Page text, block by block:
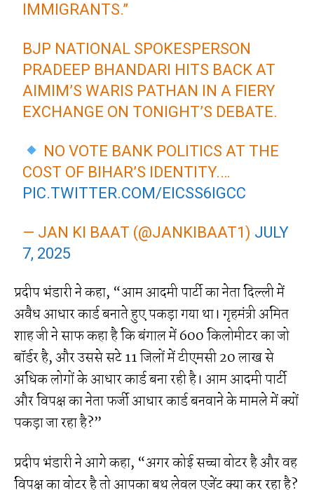
IMMIGRANTS.”
BJP NATIONAL SPOKESPERSON
PRADEEP BHANDARI HITS BACK AT
AIMIM’S WARIS PATHAN IN A FIERY
EXCHANGE ON TONIGHT’S DEBATE.
NO VOTE BANK POLITICS AT THE
COST OF BIHAR’S IDENTITY.…
PIC.TWITTER.COM/EICSS6IGCC
— JAN KI BAAT (@JANKIBAAT1) JULY
7, 2025
प्रदीप भंडारी ने कहा, “आम आदमी पार्टी का नेता दिल्ली में
अवैध आधार कार्ड बनाते हुए पकड़ा गया था। गृहमंत्री अमित
शाह जी ने साफ कहा है कि बंगाल में 600 किलोमीटर का जो
बॉर्डर है, और उससे सटे 11 जिलों में टीएमसी 20 लाख से
अधिक लोगों के आधार कार्ड बना रही है। आम आदमी पार्टी
और विपक्ष का नेता फर्जी आधार कार्ड बनवाने के मामले में क्यों
पकड़ा जा रहा है?”
प्रदीप भंडारी ने आगे कहा, “अगर कोई सच्चा वोटर है और वह
विपक्ष का वोटर है तो आपका बूथ लेवल एजेंट क्या कर रहा है?